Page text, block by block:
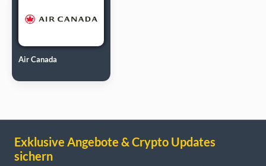
Air Canada
Exklusive Angebote & Crypto Updates
sichern